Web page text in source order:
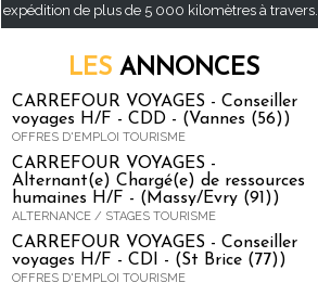
expédition de plus de 5 000 kilomètres à travers...
LES ANNONCES
CARREFOUR VOYAGES - Conseiller
voyages H/F - CDD - (Vannes (56))
OFFRES D'EMPLOI TOURISME
CARREFOUR VOYAGES -
Alternant(e) Chargé(e) de ressources
humaines H/F - (Massy/Evry (91))
ALTERNANCE / STAGES TOURISME
CARREFOUR VOYAGES - Conseiller
voyages H/F - CDI - (St Brice (77))
OFFRES D'EMPLOI TOURISME